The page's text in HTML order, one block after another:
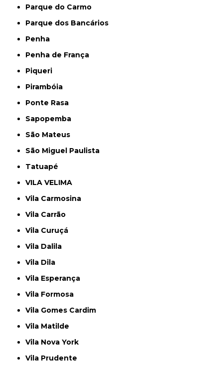
Parque do Carmo
Parque dos Bancários
Penha
Penha de França
Piqueri
Pirambóia
Ponte Rasa
Sapopemba
São Mateus
São Miguel Paulista
Tatuapé
VILA VELIMA
Vila Carmosina
Vila Carrão
Vila Curuçá
Vila Dalila
Vila Dila
Vila Esperança
Vila Formosa
Vila Gomes Cardim
Vila Matilde
Vila Nova York
Vila Prudente